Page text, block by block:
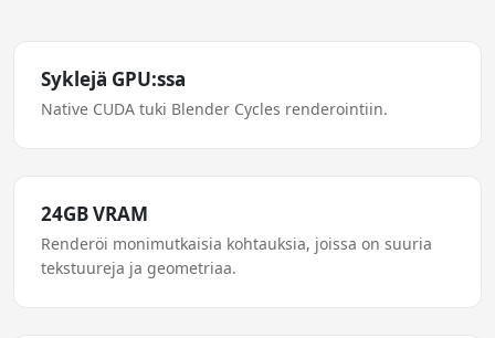
Syklejä GPU:ssa
Native CUDA tuki Blender Cycles renderointiin.
24GB VRAM
Renderöi monimutkaisia kohtauksia, joissa on suuria
tekstuureja ja geometriaa.